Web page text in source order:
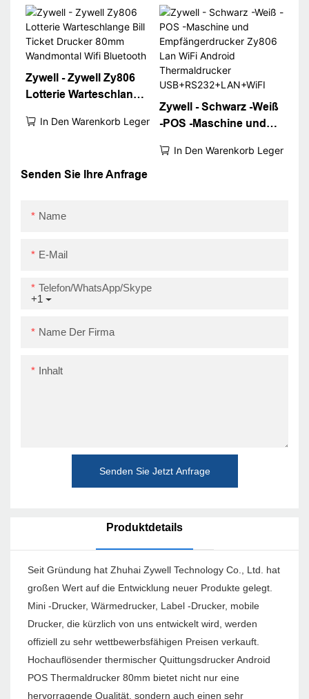
Small Business
Restaurant Supermarkt
ZY806
USB+RS232+LAN
Zywell - Zywell Zy806
Lotterie Warteschlange
80mm Wandmontal Wifi
In Den Warenkorb Legen
Zywell - Schwarz -Weiß
-POS -Maschine und
Zy806 Lan WiFi
In Den Warenkorb Legen
Senden Sie Ihre Anfrage
Name
E-Mail
+1
Telefon/WhatsApp/Skype
Name Der Firma
Inhalt
Senden Sie Jetzt Anfrage
Produktdetails
Seit Gründung hat Zhuhai Zywell Technology Co., Ltd. hat
großen Wert auf die Entwicklung neuer Produkte gelegt.
Mini -Drucker, Wärmedrucker, Label -Drucker, mobile
Drucker, die kürzlich von uns entwickelt wird, werden
offiziell zu sehr wettbewerbsfähigen Preisen verkauft.
Hochauflösender thermischer Quittungsdrucker Android
POS Thermaldrucker 80mm bietet nicht nur eine
hervorragende Qualität, sondern auch einen sehr